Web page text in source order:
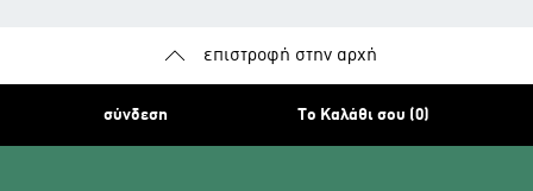
επιστροφή στην αρχή
σύνδεση Το Καλάθι σου (0)